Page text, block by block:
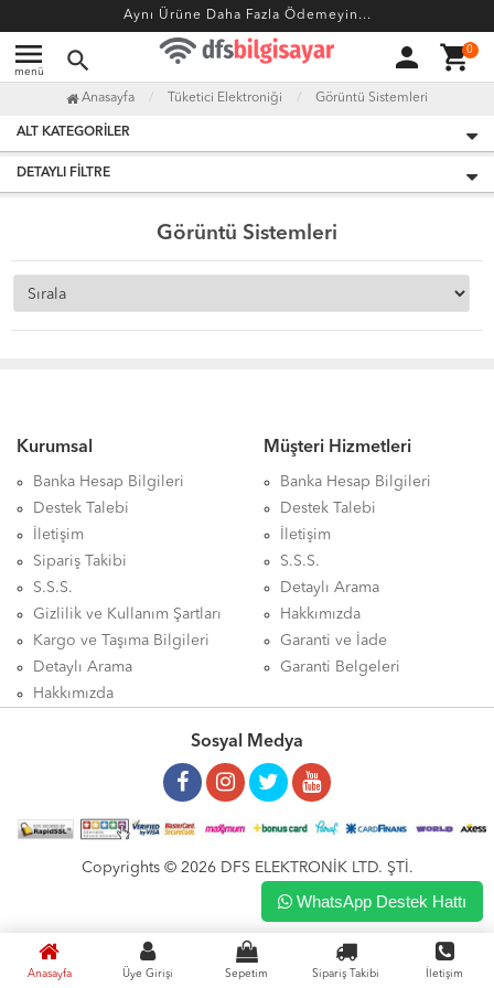
Aynı Ürüne Daha Fazla Ödemeyin...
menu
menü search person shopping_cart0
Anasayfa Üye Girişi Sepetim Sipariş Takibi İletişim
Anasayfa Tüketici Elektroniği Görüntü Sistemleri
ALT KATEGORILER
DETAYLI FILTRE
Görüntü Sistemleri
Kurumsal
Banka Hesap Bilgileri
Destek Talebi
İletişim
Sipariş Takibi
S.S.S.
Gizlilik ve Kullanım Şartları
Kargo ve Taşıma Bilgileri
Detaylı Arama
Hakkımızda
Müşteri Hizmetleri
Banka Hesap Bilgileri
Destek Talebi
İletişim
S.S.S.
Detaylı Arama
Hakkımızda
Garanti ve İade
Garanti Belgeleri
Sosyal Medya
Copyrights © 2026 DFS ELEKTRONİK LTD. ŞTİ.
WhatsApp Destek Hattı